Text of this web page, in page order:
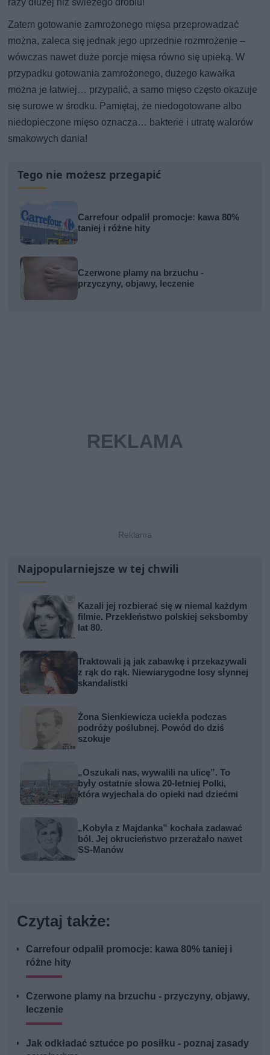
razy dłużej niż świeżego drobiu!
Zatem gotowanie zamrożonego mięsa przeprowadzać
można, zaleca się jednak jego uprzednie rozmrożenie –
wówczas nawet duże porcje mięsa równo się upieką. W
przypadku gotowania zamrożonego, dużego kawałka
można je łatwiej… przypalić, a samo mięso często okazuje
się surowe w środku. Pamiętaj, że niedogotowane albo
niedopieczone mięso oznacza… bakterie i utratę walorów
smakowych dania!
Tego nie możesz przegapić
Carrefour odpalił promocje: kawa 80%
taniej i różne hity
Czerwone plamy na brzuchu -
przyczyny, objawy, leczenie
Najpopularniejsze w tej chwili
Kazali jej rozbierać się w niemal każdym
filmie. Przekleństwo polskiej seksbomby
lat 80.
Traktowali ją jak zabawkę i przekazywali
z rąk do rąk. Niewiarygodne losy słynnej
skandalistki
Żona Sienkiewicza uciekła podczas
podróży poślubnej. Powód do dziś
szokuje
„Oszukali nas, wywalili na ulicę”. To
były ostatnie słowa 20-letniej Polki,
która wyjechała do opieki nad dziećmi
„Kobyła z Majdanka” kochała zadawać
ból. Jej okrucieństwo przerażało nawet
SS-Manów
Czytaj także:
Carrefour odpalił promocje: kawa 80% taniej i
różne hity
Czerwone plamy na brzuchu - przyczyny, objawy,
leczenie
Jak odkładać sztućce po posiłku - poznaj zasady